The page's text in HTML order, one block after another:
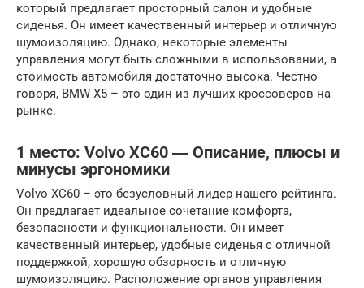
который предлагает просторный салон и удобные
сиденья. Он имеет качественный интерьер и отличную
шумоизоляцию. Однако, некоторые элементы
управления могут быть сложными в использовании, а
стоимость автомобиля достаточно высока. Честно
говоря, BMW X5 – это один из лучших кроссоверов на
рынке.
1 место: Volvo XC60 ― Описание, плюсы и
минусы эргономики
Volvo XC60 – это безусловный лидер нашего рейтинга.
Он предлагает идеальное сочетание комфорта,
безопасности и функциональности. Он имеет
качественный интерьер, удобные сиденья с отличной
поддержкой, хорошую обзорность и отличную
шумоизоляцию. Расположение органов управления